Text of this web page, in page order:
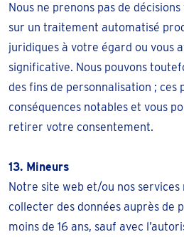
Nous ne prenons pas de
sur un traitement automatisé
juridiques à votre égard ou vous
significative. Nous pouvons
des fins de personnalisation ; ces
conséquences notables et vous
retirer votre consentement.
13. Mineurs
Notre site web et/ou nos services
collecter des données auprès de
moins de 16 ans, sauf avec